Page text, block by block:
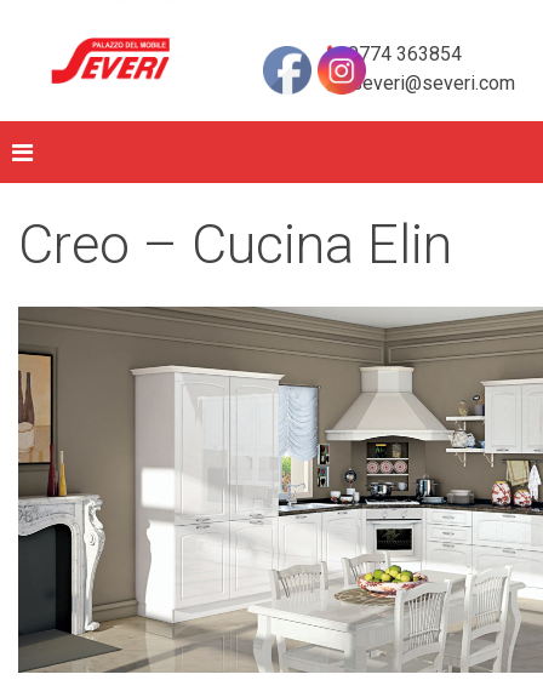
0774 363854
severi@severi.com
Creo – Cucina Elin